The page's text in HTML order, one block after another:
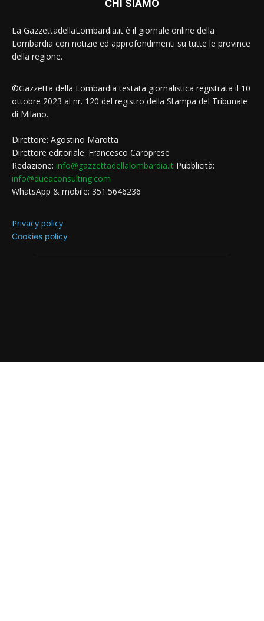
CHI SIAMO
La GazzettadellaLombardia.it è il giornale online della
Lombardia con notizie ed approfondimenti su tutte le province
della regione.
©Gazzetta della Lombardia testata giornalistica registrata il 10
ottobre 2023 al nr. 120 del registro della Stampa del Tribunale
di Milano.
Direttore: Agostino Marotta
Direttore editoriale: Francesco Caroprese
Redazione: info@gazzettadellalombardia.it Pubblicità:
info@dueaconsulting.com
WhatsApp & mobile: 351.5646236
Privacy policy
Cookies policy